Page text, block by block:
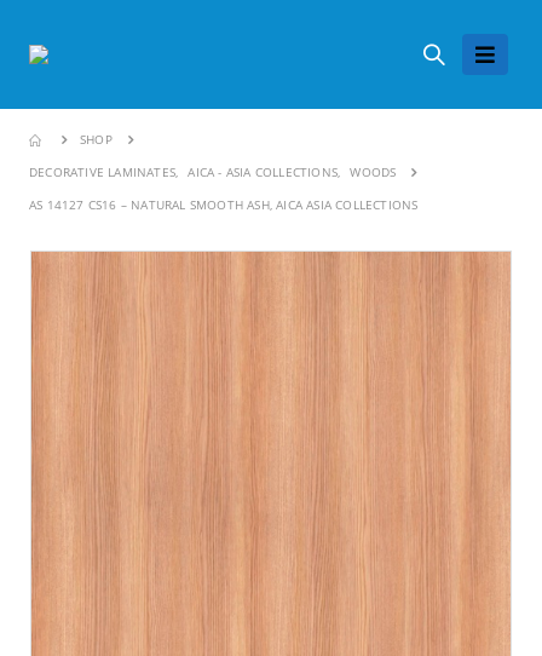
SHOP
DECORATIVE LAMINATES, AICA - ASIA COLLECTIONS,
WOODS
AS 14127 CS16 – NATURAL SMOOTH ASH, AICA ASIA COLLECTIONS